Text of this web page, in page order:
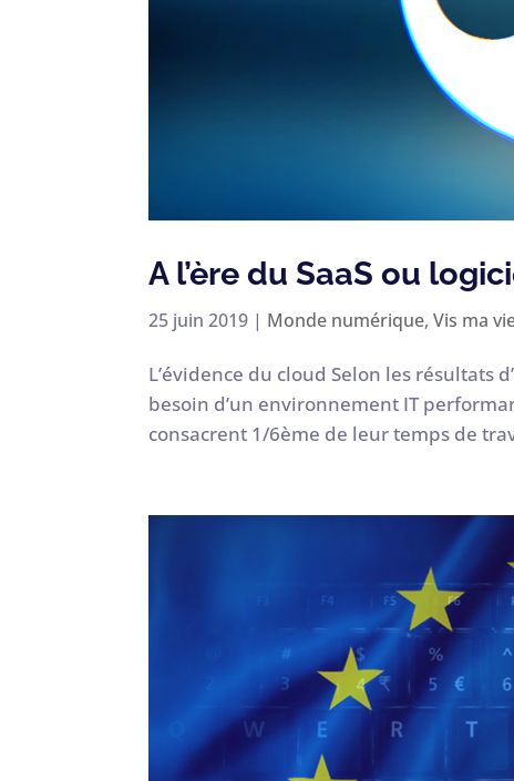
A l’ère du SaaS ou
25 juin 2019 | Monde numérique,Vis ma
L’évidence du cloud Selon les résultats
besoin d’un environnement IT
consacrent 1/6ème de leur temps de